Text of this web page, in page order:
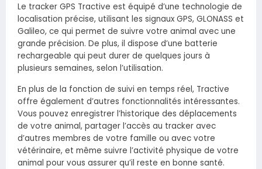
Le tracker GPS Tractive est équipé d’une technologie de
localisation précise, utilisant les signaux GPS, GLONASS et
Galileo, ce qui permet de suivre votre animal avec une
grande précision. De plus, il dispose d’une batterie
rechargeable qui peut durer de quelques jours à
plusieurs semaines, selon l’utilisation.
En plus de la fonction de suivi en temps réel, Tractive
offre également d’autres fonctionnalités intéressantes.
Vous pouvez enregistrer l’historique des déplacements
de votre animal, partager l’accès au tracker avec
d’autres membres de votre famille ou avec votre
vétérinaire, et même suivre l’activité physique de votre
animal pour vous assurer qu’il reste en bonne santé.